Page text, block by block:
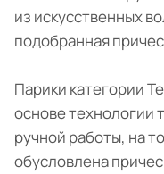
из искусственных
подобранная
Парики категории
основе технологии
ручной работы, на
обусловлена